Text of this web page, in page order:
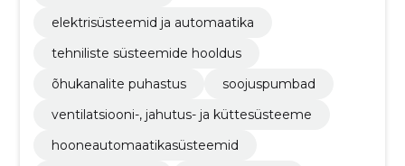
elektrisüsteemid ja automaatika
tehniliste süsteemide hooldus
õhukanalite puhastus
soojuspumbad
ventilatsiooni-, jahutus- ja küttesüsteeme
hooneautomaatikasüsteemid